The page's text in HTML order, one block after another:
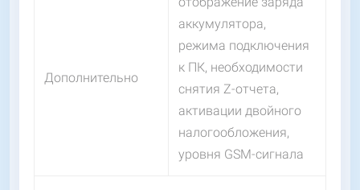
Дополнительно
аккумулятора,
режима подключения
к ПК, необходимости
снятия Z-отчета,
активации двойного
налогообложения,
уровня GSM-сигнала